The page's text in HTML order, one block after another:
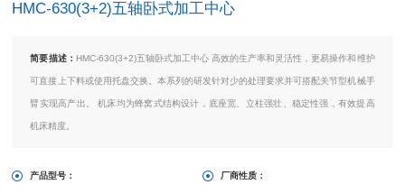
HMC-630(3+2)五轴卧式加工中心
简要描述： HMC-630(3+2)五轴卧式加工中心 高效的生产率和灵活性，更易操作和维护
可直接上下料或使用托盘交换。本系列的研发针对少的处理要求并可搭配关节型机械手
臂实现高产出。 机床均为蜂窝式结构设计，底座宽、立柱强壮、稳定性强，有效提高
机床精度。
产品型号： 厂商性质：